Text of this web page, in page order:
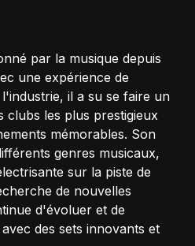
par la musique depuis
une expérience de
il a su se faire un
clubs les plus prestigieux
mémorables. Son
genres musicaux,
sur la piste de
de nouvelles
d'évoluer et de
des sets innovants et